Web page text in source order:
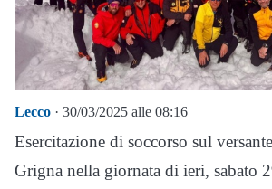
Lecco · 30/03/2025 alle 08:16
Esercitazione di soccorso sul
Grigna nella giornata di ieri, sabato